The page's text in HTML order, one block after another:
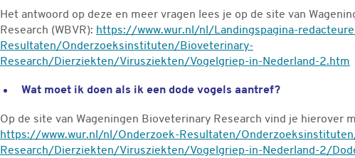
Het antwoord op deze en meer vragen lees je op de site van
Research (WBVR): https://www.wur.nl/nl/Landingspagina-
Resultaten/Onderzoeksinstituten/Bioveterinary-
Research/Dierziekten/Virusziekten/Vogelgriep-in-Nederland-2.htm
Wat moet ik doen als ik een dode vogels aantref?
Op de site van Wageningen Bioveterinary Research vind je hierover
https://www.wur.nl/nl/Onderzoek-Resultaten/
Research/Dierziekten/Virusziekten/Vogelgriep-in-Nederland-2/